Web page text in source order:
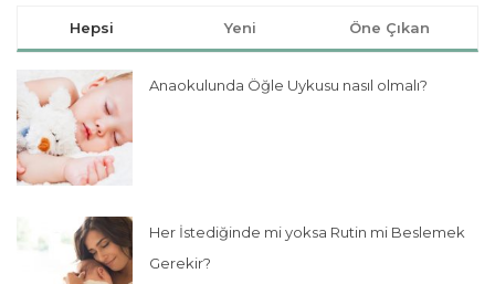
Hepsi Yeni Öne Çıkan
Anaokulunda Öğle Uykusu nasıl olmalı?
Her İstediğinde mi yoksa Rutin mi Beslemek
Gerekir?